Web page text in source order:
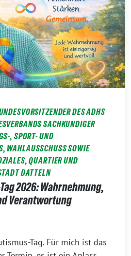
DES ADHS
SACHKUNDIGER
, SPORT- UND
WAHLAUSSCHUSS SOWIE
QUARTIER UND
DATTELN
2026: Wahrnehmung,
Verantwortung
Tag. Für mich ist das